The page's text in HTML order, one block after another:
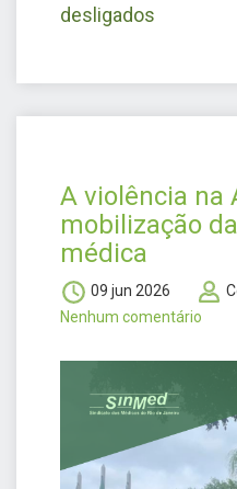
desligados
A violência na
mobilização
médica
09 jun 2026
Nenhum comentário